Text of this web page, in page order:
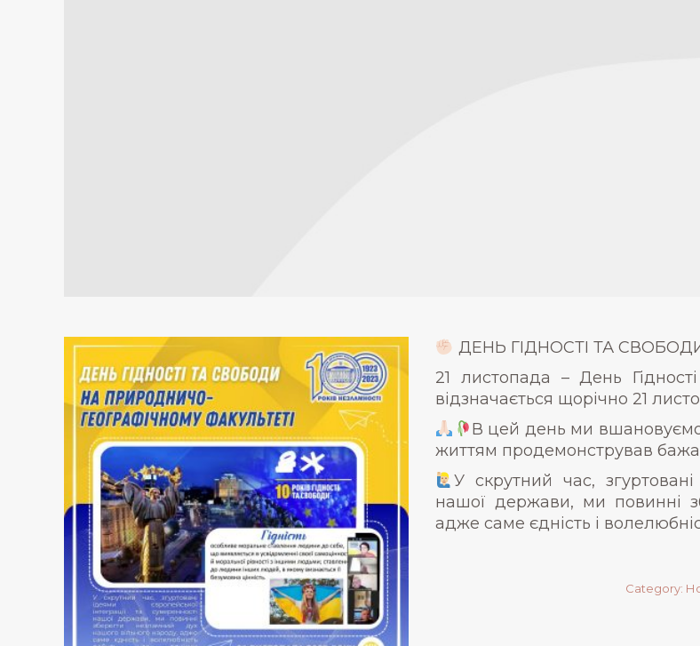
ДЕНЬ ГІДНОСТІ ТА
21 листопада – День
відзначається щорічно 21
В цей день ми вшановуємо
життям продемонстрував
У скрутний час, згуртовані
нашої держави, ми повинні
адже саме єдність і
Category: